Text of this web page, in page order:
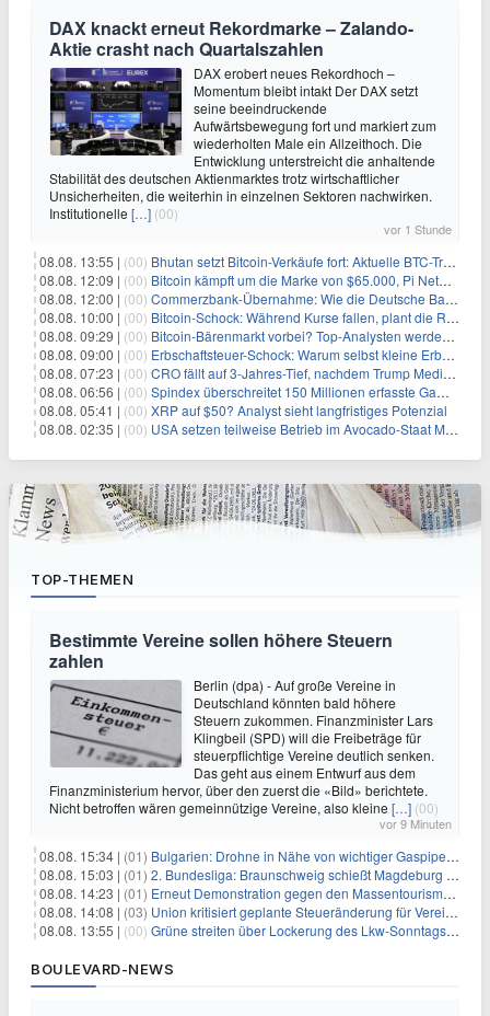
DAX knackt erneut Rekordmarke – Zalando-
Aktie crasht nach Quartalszahlen
DAX erobert neues Rekordhoch –
Momentum bleibt intakt Der DAX setzt
seine beeindruckende
Aufwärtsbewegung fort und markiert zum
wiederholten Male ein Allzeithoch. Die
Entwicklung unterstreicht die anhaltende
Stabilität des deutschen Aktienmarktes trotz wirtschaftlicher
Unsicherheiten, die weiterhin in einzelnen Sektoren nachwirken.
Institutionelle […] (00)
vor 1 Stunde
08.08. 13:55 | (00) Bhutan setzt Bitcoin-Verkäufe fort: Aktuelle BTC-Transaktionen
08.08. 12:09 | (00) Bitcoin kämpft um die Marke von $65.000, Pi Network gewinnt an Unterstützung
08.08. 12:00 | (00) Commerzbank-Übernahme: Wie die Deutsche Bank im Schatten zum großen Gewinner wird
08.08. 10:00 | (00) Bitcoin-Schock: Während Kurse fallen, plant die Regierung die Steuer-Bombe
08.08. 09:29 | (00) Bitcoin-Bärenmarkt vorbei? Top-Analysten werden optimistisch, aber die Geschichte sagt etwas anderes
08.08. 09:00 | (00) Erbschaftsteuer-Schock: Warum selbst kleine Erbschaften den Fiskus Millionen kosten
08.08. 07:23 | (00) CRO fällt auf 3-Jahres-Tief, nachdem Trump Media zwei große Crypto.com-Deals storniert
08.08. 06:56 | (00) Spindex überschreitet 150 Millionen erfasste Gaming-Ereignisse in Echtzeit-Datenpipeline
08.08. 05:41 | (00) XRP auf $50? Analyst sieht langfristiges Potenzial
08.08. 02:35 | (00) USA setzen teilweise Betrieb im Avocado-Staat Michoacán in Mexiko wieder in Gang
TOP-THEMEN
Bestimmte Vereine sollen höhere Steuern
zahlen
Berlin (dpa) - Auf große Vereine in
Deutschland könnten bald höhere
Steuern zukommen. Finanzminister Lars
Klingbeil (SPD) will die Freibeträge für
steuerpflichtige Vereine deutlich senken.
Das geht aus einem Entwurf aus dem
Finanzministerium hervor, über den zuerst die «Bild» berichtete.
Nicht betroffen wären gemeinnützige Vereine, also kleine […] (00)
vor 9 Minuten
08.08. 15:34 | (01) Bulgarien: Drohne in Nähe von wichtiger Gaspipeline explodiert
08.08. 15:03 | (01) 2. Bundesliga: Braunschweig schießt Magdeburg ab
08.08. 14:23 | (01) Erneut Demonstration gegen den Massentourismus auf Mallorca
08.08. 14:08 | (03) Union kritisiert geplante Steueränderung für Vereine
08.08. 13:55 | (00) Grüne streiten über Lockerung des Lkw-Sonntagsfahrverbots
BOULEVARD-NEWS